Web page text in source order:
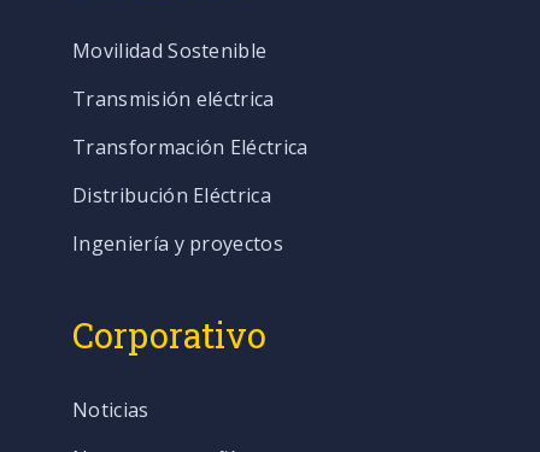
Movilidad Sostenible
Transmisión eléctrica
Transformación Eléctrica
Distribución Eléctrica
Ingeniería y proyectos
Corporativo
Noticias